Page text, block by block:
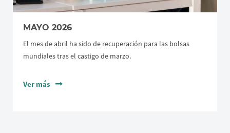
MAYO 2026
El mes de abril ha sido de recuperación para las bolsas
mundiales tras el castigo de marzo.
Ver más